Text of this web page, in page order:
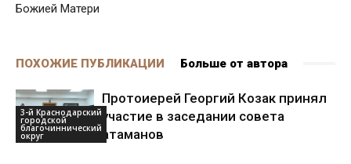
Божией Матери
ПОХОЖИЕ ПУБЛИКАЦИИ Больше от автора
3-й Краснодарский
городской
благочиннический
округ
Протоиерей Георгий Козак принял
участие в заседании совета
атаманов